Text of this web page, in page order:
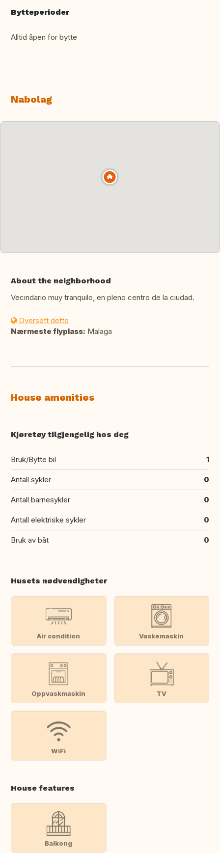
Bytteperioder
Alltid åpen for bytte
Nabolag
About the neighborhood
Vecindario muy tranquilo, en pleno centro de la ciudad.
Oversett dette
Nærmeste flyplass: Malaga
House amenities
Kjøretøy tilgjengelig hos deg
Bruk/Bytte bil 1
Antall sykler 0
Antall barnesykler 0
Antall elektriske sykler 0
Bruk av båt 0
Husets nødvendigheter
Air condition Vaskemaskin
Oppvaskmaskin TV
WiFi
House features
Balkong